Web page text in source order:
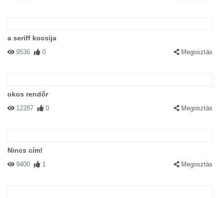
a seriff kocsija
9536 0 Megosztás
okos rendőr
12287 0 Megosztás
Nincs cím!
9400 1 Megosztás